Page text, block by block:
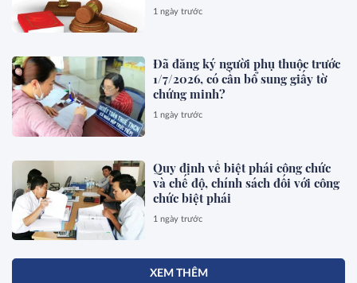
1 ngày trước
Đã đăng ký người phụ thuộc trước
1/7/2026, có cần bổ sung giấy tờ
chứng minh?
1 ngày trước
Quy định về biệt phái công chức
và chế độ, chính sách đối với công
chức biệt phái
1 ngày trước
XEM THÊM